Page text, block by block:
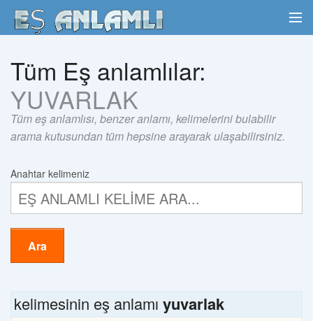
Tüm Eş anlamlılar:
YUVARLAK
Tüm eş anlamlısı, benzer anlamı, kelimelerini bulabilir
arama kutusundan tüm hepsine arayarak ulaşabilirsiniz.
Anahtar kelimeniz
Ara
kelimesinin eş anlamı yuvarlak